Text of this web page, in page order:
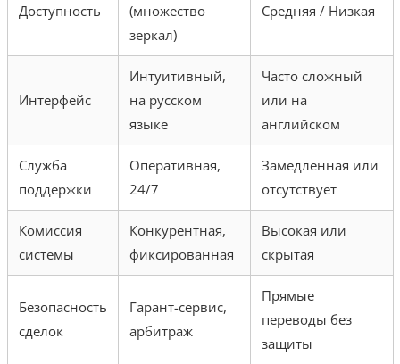
Доступность
(множество
зеркал)
Средняя / Низкая
Интерфейс
Интуитивный,
на русском
языке
Часто сложный
или на
английском
Служба
поддержки
Оперативная,
24/7
Замедленная или
отсутствует
Комиссия
системы
Конкурентная,
фиксированная
Высокая или
скрытая
Безопасность
сделок
Гарант-сервис,
арбитраж
Прямые
переводы без
защиты